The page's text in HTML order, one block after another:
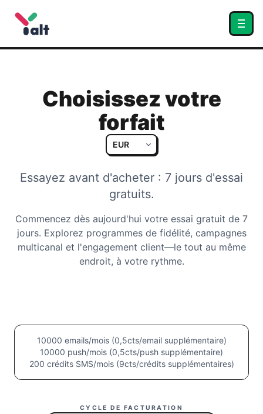
Choisissez votre
forfait
Essayez avant d'acheter : 7 jours d'essai
gratuits.
Commencez dès aujourd'hui votre essai gratuit de 7
jours. Explorez programmes de fidélité, campagnes
multicanal et l'engagement client—le tout au même
endroit, à votre rythme.
10000 emails/mois (0,5cts/email supplémentaire)
10000 push/mois (0,5cts/push supplémentaire)
200 crédits SMS/mois (9cts/crédits supplémentaires)
CYCLE DE FACTURATION